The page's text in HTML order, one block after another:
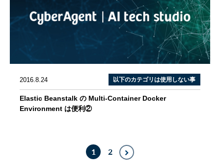
2016.8.24 以下のカテゴリは使用しない事
Elastic Beanstalk の Multi-Container Docker
Environment は便利②
1 2